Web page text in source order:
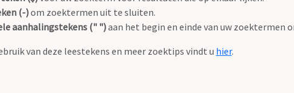
(-)om zoektermen uit te sluiten.
aanhalingstekens (" ")aan het begin en einde van uw zoektermen
van deze leestekens en meer zoektips vindt u hier.